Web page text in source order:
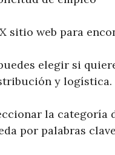
sitio web para
elegir si
y logística.
la
por palabras